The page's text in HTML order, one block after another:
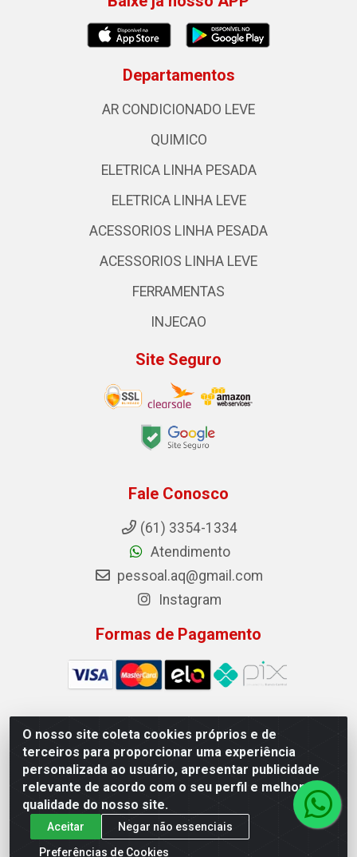
O nosso site coleta cookies próprios e de
terceiros para proporcionar uma experiência
personalizada ao usuário, apresentar publicidade
relevante de acordo com o seu perfil e melhorar a
qualidade do nosso site.
Aceitar
Negar não essenciais
Preferências de Cookies
Departamentos
AR CONDICIONADO LEVE
QUIMICO
ELETRICA LINHA PESADA
ELETRICA LINHA LEVE
ACESSORIOS LINHA PESADA
ACESSORIOS LINHA LEVE
FERRAMENTAS
INJECAO
Site Seguro
Fale Conosco
(61) 3354-1334
Atendimento
pessoal.aq@gmail.com
Instagram
Formas de Pagamento
Auto Qualidade Comercio de Pecas LTDA - Quadra Qi
23, S/N, Lote 05/06 - Taguatinga, Brasília/DF - CEP
72.135-230 - CNPJ 72.617.459/0001-40